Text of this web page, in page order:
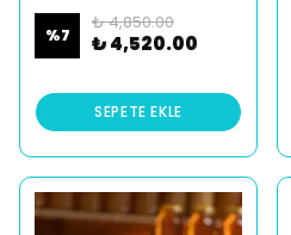
%7
₺ 4,850.00
₺ 4,520.00
SEPETE EKLE